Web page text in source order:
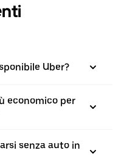
Uber?
economico per
senza auto in